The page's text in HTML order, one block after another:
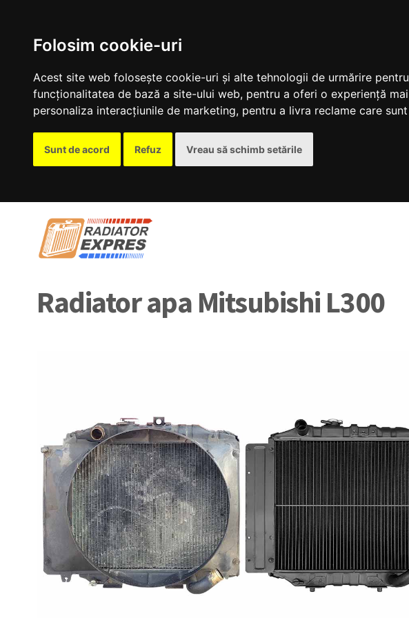
Folosim cookie-uri
Acest site web folosește cookie-uri și alte tehnologii de urmărire
funcționalitatea de bază a site-ului web, pentru a oferi o experiență
personaliza interacțiunile de marketing, pentru a livra reclame care
Sunt de acord Refuz Vreau să schimb setările
Radiator apa Mitsubishi L300